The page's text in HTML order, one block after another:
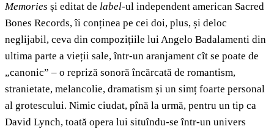
Memories și editat de label-ul independent american Sacred
Bones Records, îi conținea pe cei doi, plus, și deloc
neglijabil, ceva din compozițiile lui Angelo Badalamenti din
ultima parte a vieții sale, într-un aranjament cît se poate de
„canonic” – o repriză sonoră încărcată de romantism,
stranietate, melancolie, dramatism și un simț foarte personal
al grotescului. Nimic ciudat, pînă la urmă, pentru un tip ca
David Lynch, toată opera lui situîndu-se într-un univers